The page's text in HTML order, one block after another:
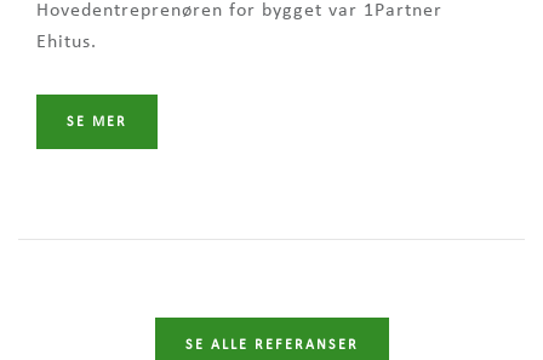
Hovedentreprenøren for bygget var 1Partner
Ehitus.
SE MER
SE ALLE REFERANSER